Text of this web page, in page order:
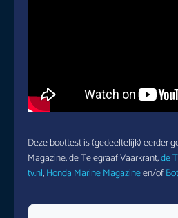
Deze boottest is (gedeeltelijk) eerder
Magazine, de Telegraaf Vaarkrant,de
tv.nl,Honda Marine Magazineen/of